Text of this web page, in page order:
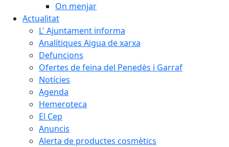
On menjar
Actualitat
L' Ajuntament informa
Analítiques Aigua de xarxa
Defuncions
Ofertes de feina del Penedès i Garraf
Notícies
Agenda
Hemeroteca
El Cep
Anuncis
Alerta de productes cosmètics